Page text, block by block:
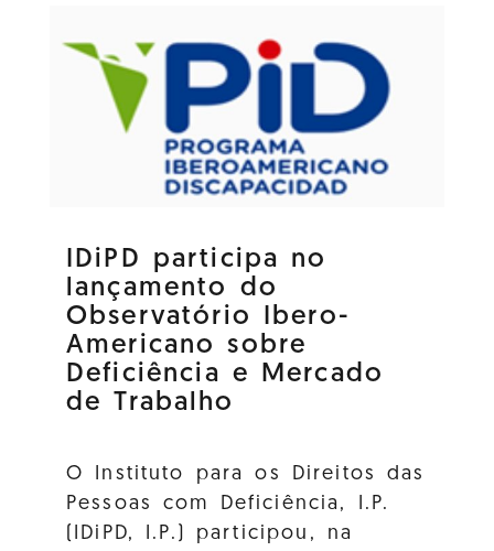
IDiPD participa no
lançamento do
Observatório Ibero-
Americano sobre
Deficiência e Mercado
de Trabalho
O Instituto para os Direitos das
Pessoas com Deficiência, I.P.
(IDiPD, I.P.) participou, na